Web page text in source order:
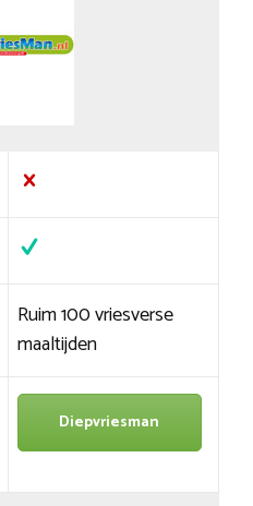
Ruim 100 vriesverse
maaltijden
Diepvriesman